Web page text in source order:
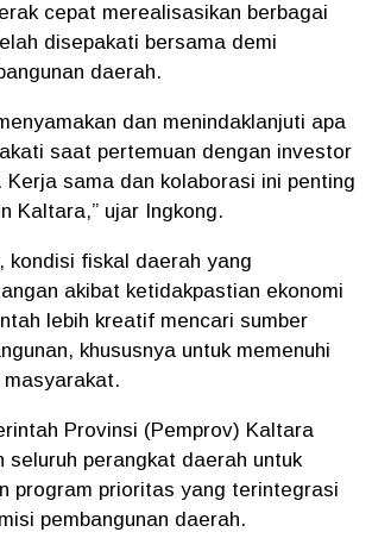
cepat merealisasikan berbagai
disepakati bersama demi
daerah.
dan menindaklanjuti apa
saat pertemuan dengan investor
sama dan kolaborasi ini penting
Kaltara,” ujar Ingkong.
kondisi fiskal daerah yang
akibat ketidakpastian ekonomi
lebih kreatif mencari sumber
khususnya untuk memenuhi
masyarakat.
Provinsi (Pemprov) Kaltara
seluruh perangkat daerah untuk
program prioritas yang terintegrasi
pembangunan daerah.